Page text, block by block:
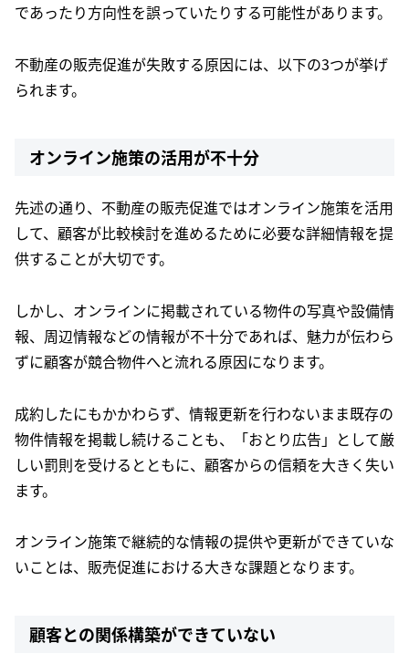
であったり方向性を誤っていたりする可能性があります。
不動産の販売促進が失敗する原因には、以下の3つが挙げ
られます。
オンライン施策の活用が不十分
先述の通り、不動産の販売促進ではオンライン施策を活用
して、顧客が比較検討を進めるために必要な詳細情報を提
供することが大切です。
しかし、オンラインに掲載されている物件の写真や設備情
報、周辺情報などの情報が不十分であれば、魅力が伝わら
ずに顧客が競合物件へと流れる原因になります。
成約したにもかかわらず、情報更新を行わないまま既存の
物件情報を掲載し続けることも、「おとり広告」として厳
しい罰則を受けるとともに、顧客からの信頼を大きく失い
ます。
オンライン施策で継続的な情報の提供や更新ができていな
いことは、販売促進における大きな課題となります。
顧客との関係構築ができていない